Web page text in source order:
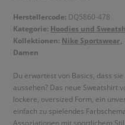
Herstellercode: DQ5860-478
Kategorie: Hoodies und
Kollektionen: Nike Sportswear
Damen
Du erwartest von Basics, dass
aussehen? Das neue Sweatshirt
lockere, oversized Form, ein
einfach zu spielendes
Assoziationen mit sportlichem